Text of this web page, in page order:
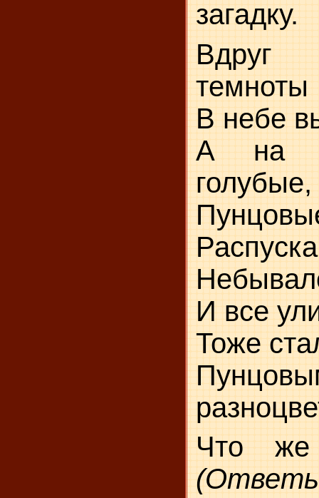
загадку.
Вдруг
темноты
В небе
А на
голубые,
И все
Тоже
Что же